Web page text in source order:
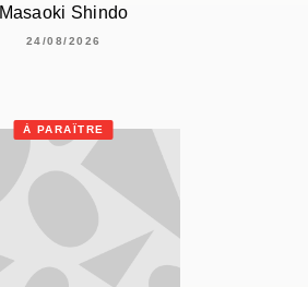
Masaoki Shindo
24/08/2026
À PARAÎTRE